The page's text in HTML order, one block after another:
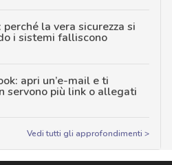
la vera sicurezza si
i sistemi falliscono
apri un’e-mail e ti
servono più link o allegati
Vedi tutti gli approfondimenti >